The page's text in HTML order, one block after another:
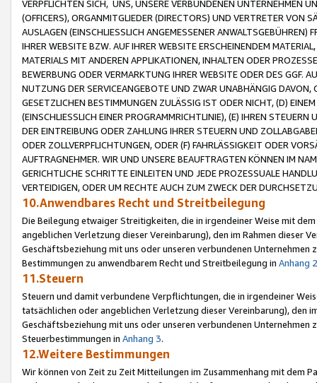
VERPFLICHTEN SICH, UNS, UNSERE VERBUNDENEN UNTERNEHMEN
(OFFICERS), ORGANMITGLIEDER (DIRECTORS) UND VERTRETER VON
AUSLAGEN (EINSCHLIESSLICH ANGEMESSENER
IHRER WEBSITE BZW. AUF IHRER WEBSITE ERSCHEINENDEM
MATERIALS MIT ANDEREN APPLIKATIONEN, INHALTEN ODER
BEWERBUNG ODER VERMARKTUNG IHRER WEBSITE ODER DES GGF.
NUTZUNG DER SERVICEANGEBOTE UND ZWAR UNABHÄNGIG
GESETZLICHEN BESTIMMUNGEN ZULÄSSIG IST ODER NICHT, (D)
(EINSCHLIESSLICH EINER PROGRAMMRICHTLINIE), (E) IHREN
DER EINTREIBUNG ODER ZAHLUNG IHRER STEUERN UND
ODER ZOLLVERPFLICHTUNGEN, ODER (F) FAHRLÄSSIGKEIT ODER
AUFTRAGNEHMER. WIR UND UNSERE BEAUFTRAGTEN KÖNNEN IM
GERICHTLICHE SCHRITTE EINLEITEN UND JEDE PROZESSUALE
VERTEIDIGEN, ODER UM RECHTE AUCH ZUM ZWECK DER
10.Anwendbares Recht und Streitbeilegung
Die Beilegung etwaiger Streitigkeiten, die in irgendeiner Weise mit
angeblichen Verletzung dieser Vereinbarung), den im Rahmen dieser
Geschäftsbeziehung mit uns oder unseren verbundenen
Bestimmungen zu anwendbarem Recht und Streitbeilegung in Anhang 2
11.Steuern
Steuern und damit verbundene Verpflichtungen, die in irgendeiner
tatsächlichen oder angeblichen Verletzung dieser Vereinbarung), den
Geschäftsbeziehung mit uns oder unseren verbundenen
Steuerbestimmungen in Anhang 3.
12.Weitere Bestimmungen
Wir können von Zeit zu Zeit Mitteilungen im Zusammenhang mit dem